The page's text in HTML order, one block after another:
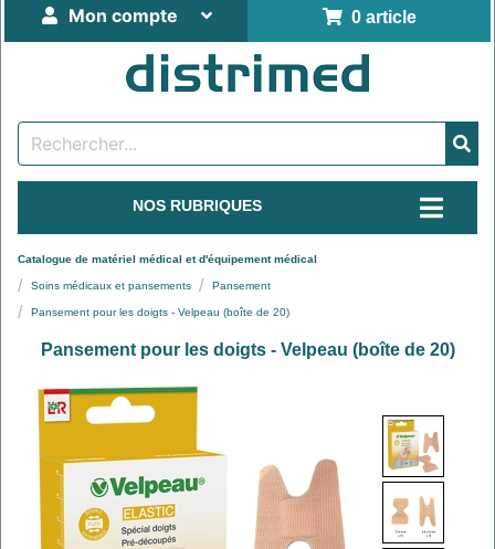
0 article
Mon compte
NOS RUBRIQUES
Catalogue de matériel médical et d'équipement médical
Soins médicaux et pansements Pansement
Pansement pour les doigts - Velpeau (boîte de 20)
Pansement pour les doigts - Velpeau (boîte de 20)